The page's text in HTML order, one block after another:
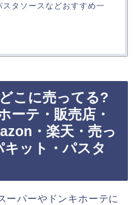
スタソースなどおすすめ一
こに売ってる?
ーテ・販売店・
・楽天・売っ
ット・パスタ
ーパーやドンキホーテに